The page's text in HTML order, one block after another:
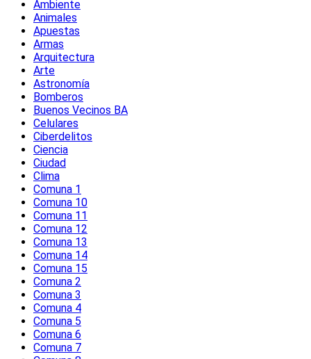
Ambiente
Animales
Apuestas
Armas
Arquitectura
Arte
Astronomía
Bomberos
Buenos Vecinos BA
Celulares
Ciberdelitos
Ciencia
Ciudad
Clima
Comuna 1
Comuna 10
Comuna 11
Comuna 12
Comuna 13
Comuna 14
Comuna 15
Comuna 2
Comuna 3
Comuna 4
Comuna 5
Comuna 6
Comuna 7